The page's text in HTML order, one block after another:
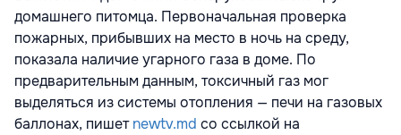
домашнего питомца. Первоначальная проверка
пожарных, прибывших на место в ночь на среду,
показала наличие угарного газа в доме. По
предварительным данным, токсичный газ мог
выделяться из системы отопления — печи на газовых
баллонах, пишетnewtv.md со ссылкой на